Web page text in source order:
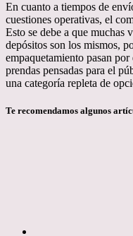
En cuanto a tiempos de
cuestiones operativas, el
Esto se debe a que muchas
depósitos son los mismos,
empaquetamiento pasan
prendas pensadas para el
una categoría repleta de
Te recomendamos algunos